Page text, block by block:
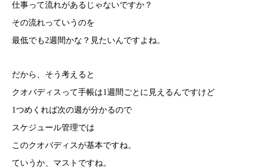
仕事って流れがあるじゃないですか？
その流れっていうのを
最低でも2週間かな？見たいんですよね。
だから、そう考えると
クオバディスって手帳は1週間ごとに見えるんですけど
1つめくれば次の週が分かるので
スケジュール管理では
このクオバディスが基本ですね。
ていうか、マストですね。